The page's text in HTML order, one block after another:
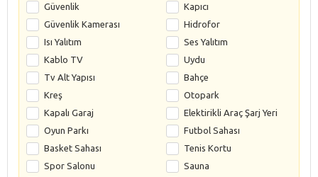
Güvenlik
Kapıcı
Güvenlik Kamerası
Hidrofor
Isı Yalıtım
Ses Yalıtım
Kablo TV
Uydu
Tv Alt Yapısı
Bahçe
Kreş
Otopark
Kapalı Garaj
Elektirikli Araç Şarj Yeri
Oyun Parkı
Futbol Sahası
Basket Sahası
Tenis Kortu
Spor Salonu
Sauna